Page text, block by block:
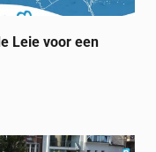
Leie voor een